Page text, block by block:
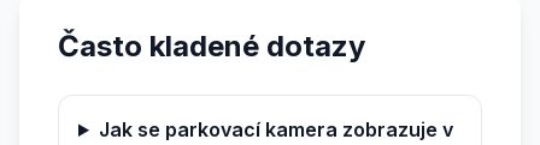
Často kladené dotazy
Jak se parkovací kamera zobrazuje v